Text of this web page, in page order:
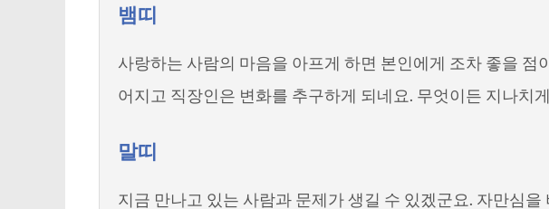
뱀띠
사랑하는 사람의 마음을 아프게 하면 본인에게 조차 좋을 점
어지고 직장인은 변화를 추구하게 되네요. 무엇이든 지나치
말띠
지금 만나고 있는 사람과 문제가 생길 수 있겠군요. 자만심